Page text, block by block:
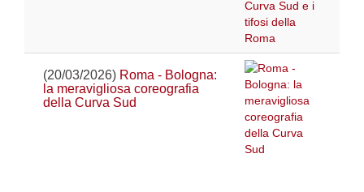
(20/03/2026) Roma - Bologna:
la meravigliosa coreografia
della Curva Sud